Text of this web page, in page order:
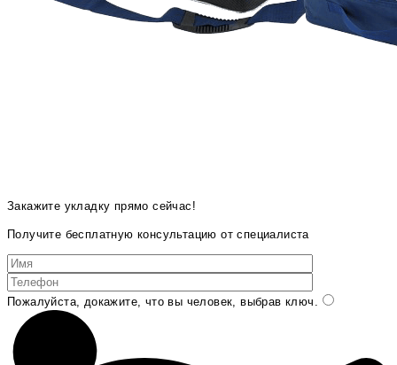
Закажите укладку прямо сейчас!
Получите бесплатную консультацию от специалиста
Пожалуйста, докажите, что вы человек, выбрав ключ